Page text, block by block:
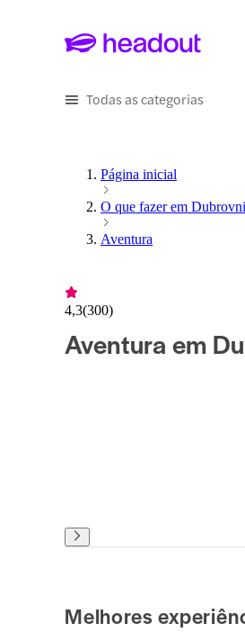
Todas as categorias
Página inicial
O que fazer em
Aventura
4,3(300)
Aventura em
Melhores